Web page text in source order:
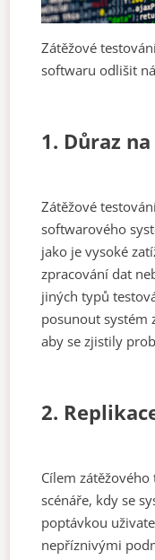
Zátěžové
softwaru odlišit
1. Důraz
Zátěžové
softwarového
jako je vysoké
zpracování dat
jiných typů
posunout systém
aby se zjistily
2.
Cílem
scénáře, kdy se
poptávkou
nepříznivými